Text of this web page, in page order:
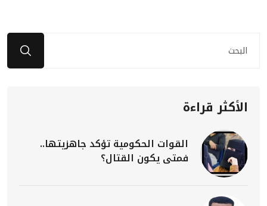
الأكثر قراءة
القوات الحكومية تؤكد جاهزيتها..
فمتى يكون القتال؟